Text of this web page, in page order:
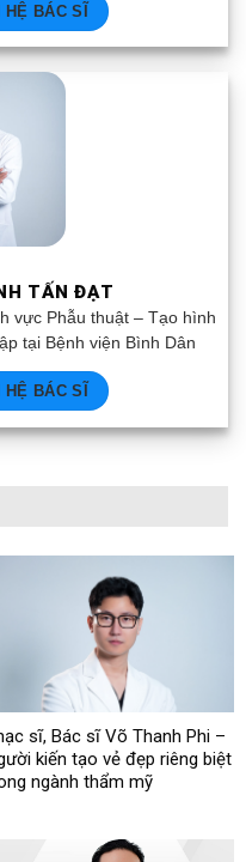
BÁC SĨ
TẤN ĐẠT
vực Phẫu thuật – Tạo hình
tại Bệnh viện Bình Dân
BÁC SĨ
sĩ, Bác sĩ Võ Thanh Phi –
kiến tạo vẻ đẹp riêng biệt
ngành thẩm mỹ